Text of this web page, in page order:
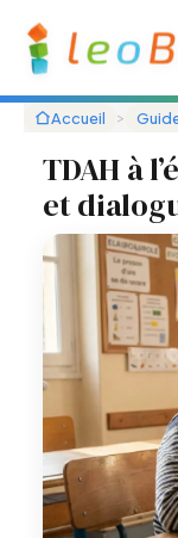
contenu
Accueil >
TDAH à
et